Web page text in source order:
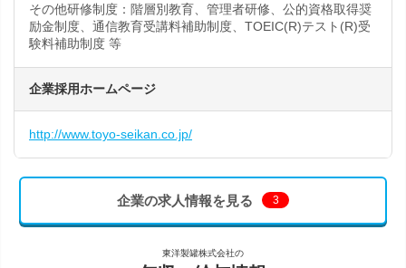
その他研修制度：階層別教育、管理者研修、公的資格取得奨
励金制度、通信教育受講料補助制度、TOEIC(R)テスト(R)受
験料補助制度 等
企業採用ホームページ
http://www.toyo-seikan.co.jp/
企業の求人情報を見る 3
東洋製罐株式会社の